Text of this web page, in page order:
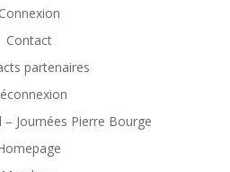
Connexion
Contact
partenaires
– Journées Pierre Bourge